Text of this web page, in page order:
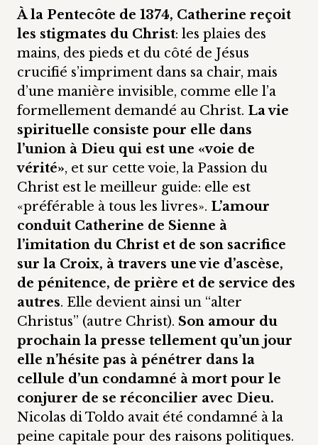
À la Pentecôte de 1374, Catherine reçoit
les stigmates du Christ: les plaies des
mains, des pieds et du côté de Jésus
crucifié s’impriment dans sa chair, mais
d’une manière invisible, comme elle l’a
formellement demandé au Christ. La vie
spirituelle consiste pour elle dans
l’union à Dieu qui est une «voie de
vérité», et sur cette voie, la Passion du
Christ est le meilleur guide: elle est
«préférable à tous les livres». L’amour
conduit Catherine de Sienne à
l’imitation du Christ et de son sacrifice
sur la Croix, à travers une vie d’ascèse,
de pénitence, de prière et de service des
autres. Elle devient ainsi un “alter
Christus” (autre Christ). Son amour du
prochain la presse tellement qu’un jour
elle n’hésite pas à pénétrer dans la
cellule d’un condamné à mort pour le
conjurer de se réconcilier avec Dieu.
Nicolas di Toldo avait été condamné à la
peine capitale pour des raisons politiques.